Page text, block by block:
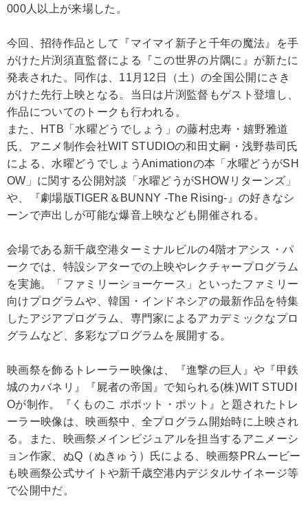
000人以上が来場した。
今回、招待作品として『マイマイ新子と千年の魔法』を手
がけた片渕須直監督による『この世界の片隅に』が新たに
発表された。同作は、11月12日（土）の全国公開にさき
がけた先行上映となる。当日は片渕監督もゲスト登壇し、
作品についてのトークも行われる。
また、HTB「水曜どうでしょう」の藤村忠寿・嬉野雅道
氏、アニメ制作会社WIT STUDIOの和田丈嗣・浅野恭司氏
による、水曜どうでしょうAnimationの本「水曜どうがSH
OW」に関する公開対談「水曜どうがSHOWリターンズ」
や、『劇場版TIGER＆BUNNY -The Rising-』の好きなシ
ーンで声出しが可能な爆音上映なども開催される。
会場である新千歳空港ターミナルビルの4階オアシス・パ
ークでは、特設シアターでの上映やレクチャープログラム
を実施。「ファミリーショーケース」といったファミリー
向けプログラムや、韓国・インドネシアの最新作品を特集
したアジアプログラム、専門家によるアカデミックなプロ
グラムなど、多彩なプログラムを展開する。
映画祭を飾るトレーラー映像は、『進撃の巨人』や『甲鉄
城のカバネリ』『屍者の帝国』で知られる(株)WIT STUDI
Oが制作。『くものこ ポポット・ポット』と題されたトレ
ーラー映像は、映画祭中、全プログラム開始時に上映され
る。また、映画祭メインビジュアルを担当するアニメーシ
ョン作家、ぬQ（ぬきゅう）氏による、映画祭PRムービー
も映画祭公式サイトや新千歳空港内デジタルサイネージ等
で公開中だ。